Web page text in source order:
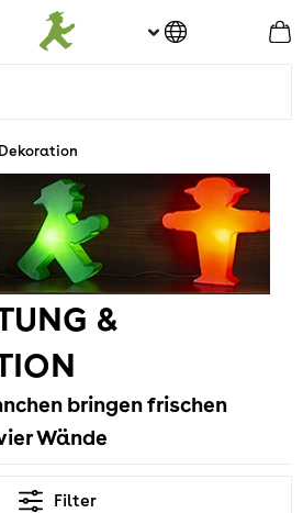
&
bringen frischen
Wände
Filter